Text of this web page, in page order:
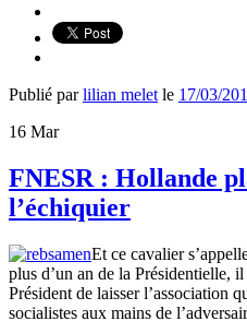
Publié parlilian melet le 17/03/
16 Mar
FNESR : Hollande
l’échiquier
Et ce cavalier
plus d’un an de la Présidentielle,
Président de laisser l’association
socialistes aux mains de